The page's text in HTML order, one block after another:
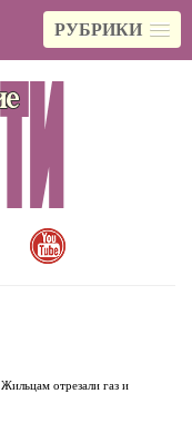
РУБРИКИ
отрезали газ и